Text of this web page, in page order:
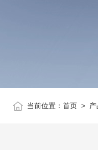
当前位置： 首页 >